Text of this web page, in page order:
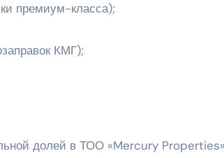
премиум-класса);
КМГ);
долей в ТОО «Mercury